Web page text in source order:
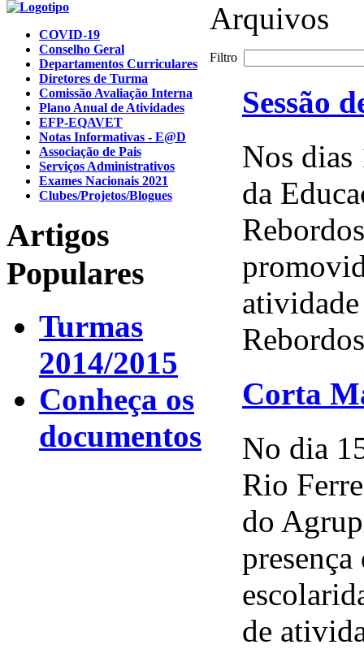
Arquivos
Filtro
Sessão
Nos dias
da
Corta
No dia
Rio
do
de
COVID-19
Conselho Geral
Departamentos Curriculares
Diretores de Turma
Comissão Avaliação Interna
Plano Anual de Atividades
EFP-EQAVET
Notas Informativas - E@D
Associação de Pais
Serviços Administrativos
Exames Nacionais 2021
Clubes/Projetos/Blogues
Artigos
Populares
Turmas
2014/2015
Conheça os
documentos